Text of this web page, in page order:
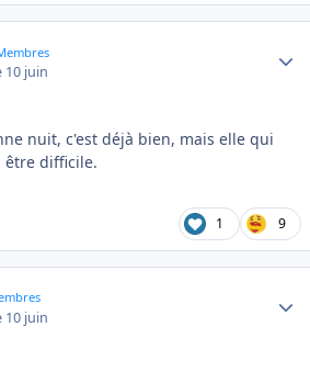
10 juin
nuit, c'est déjà bien, mais elle qui
être difficile.
1 9
10 juin